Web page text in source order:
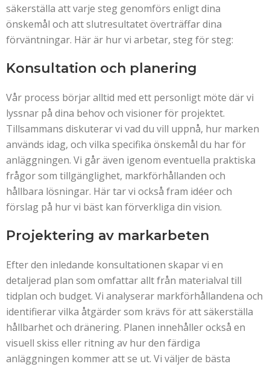
säkerställa att varje steg genomförs enligt dina
önskemål och att slutresultatet överträffar dina
förväntningar. Här är hur vi arbetar, steg för steg:
Konsultation och planering
Vår process börjar alltid med ett personligt möte där vi
lyssnar på dina behov och visioner för projektet.
Tillsammans diskuterar vi vad du vill uppnå, hur marken
används idag, och vilka specifika önskemål du har för
anläggningen. Vi går även igenom eventuella praktiska
frågor som tillgänglighet, markförhållanden och
hållbara lösningar. Här tar vi också fram idéer och
förslag på hur vi bäst kan förverkliga din vision.
Projektering av markarbeten
Efter den inledande konsultationen skapar vi en
detaljerad plan som omfattar allt från materialval till
tidplan och budget. Vi analyserar markförhållandena och
identifierar vilka åtgärder som krävs för att säkerställa
hållbarhet och dränering. Planen innehåller också en
visuell skiss eller ritning av hur den färdiga
anläggningen kommer att se ut. Vi väljer de bästa